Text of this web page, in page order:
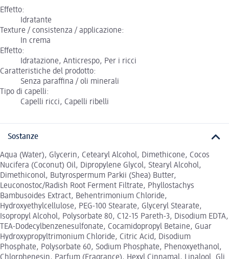
Effetto:
Idratante
Texture / consistenza / applicazione:
In crema
Effetto:
Idratazione, Anticrespo, Per i ricci
Caratteristiche del prodotto:
Senza paraffina / oli minerali
Tipo di capelli:
Capelli ricci, Capelli ribelli
Sostanze
Aqua (Water), Glycerin, Cetearyl Alcohol, Dimethicone, Cocos
Nucifera (Coconut) Oil, Dipropylene Glycol, Stearyl Alcohol,
Dimethiconol, Butyrospermum Parkii (Shea) Butter,
Leuconostoc/Radish Root Ferment Filtrate, Phyllostachys
Bambusoides Extract, Behentrimonium Chloride,
Hydroxyethylcellulose, PEG-100 Stearate, Glyceryl Stearate,
Isopropyl Alcohol, Polysorbate 80, C12-15 Pareth-3, Disodium EDTA,
TEA-Dodecylbenzenesulfonate, Cocamidopropyl Betaine, Guar
Hydroxypropyltrimonium Chloride, Citric Acid, Disodium
Phosphate, Polysorbate 60, Sodium Phosphate, Phenoxyethanol,